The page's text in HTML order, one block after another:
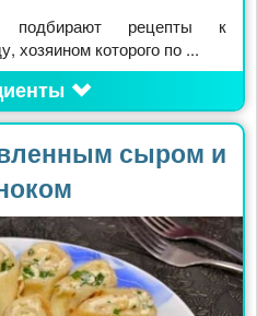
подбирают рецепты к
хозяином которого по ...
сыром и